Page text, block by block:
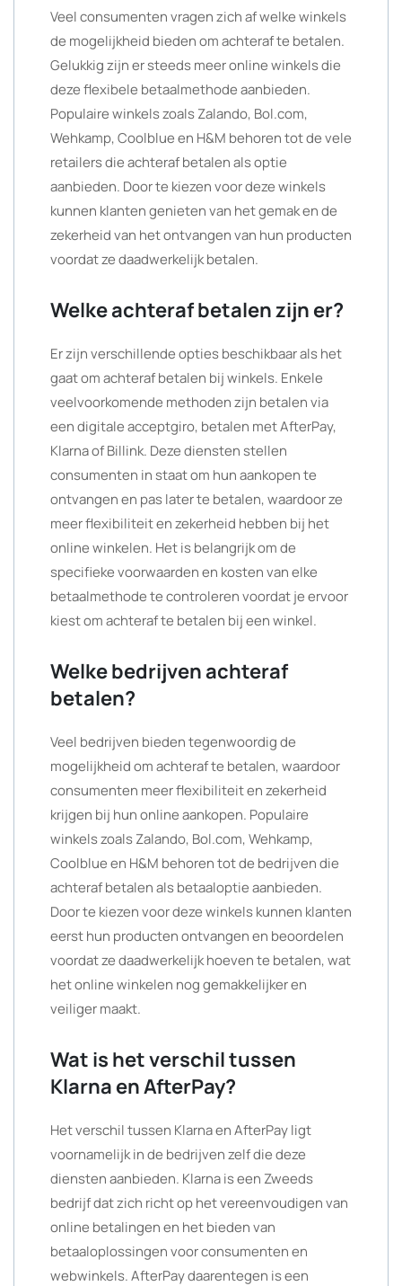
Veel consumenten vragen zich af welke winkels
de mogelijkheid bieden om achteraf te betalen.
Gelukkig zijn er steeds meer online winkels die
deze flexibele betaalmethode aanbieden.
Populaire winkels zoals Zalando, Bol.com,
Wehkamp, Coolblue en H&M behoren tot de vele
retailers die achteraf betalen als optie
aanbieden. Door te kiezen voor deze winkels
kunnen klanten genieten van het gemak en de
zekerheid van het ontvangen van hun producten
voordat ze daadwerkelijk betalen.
Welke achteraf betalen zijn er?
Er zijn verschillende opties beschikbaar als het
gaat om achteraf betalen bij winkels. Enkele
veelvoorkomende methoden zijn betalen via
een digitale acceptgiro, betalen met AfterPay,
Klarna of Billink. Deze diensten stellen
consumenten in staat om hun aankopen te
ontvangen en pas later te betalen, waardoor ze
meer flexibiliteit en zekerheid hebben bij het
online winkelen. Het is belangrijk om de
specifieke voorwaarden en kosten van elke
betaalmethode te controleren voordat je ervoor
kiest om achteraf te betalen bij een winkel.
Welke bedrijven achteraf
betalen?
Veel bedrijven bieden tegenwoordig de
mogelijkheid om achteraf te betalen, waardoor
consumenten meer flexibiliteit en zekerheid
krijgen bij hun online aankopen. Populaire
winkels zoals Zalando, Bol.com, Wehkamp,
Coolblue en H&M behoren tot de bedrijven die
achteraf betalen als betaaloptie aanbieden.
Door te kiezen voor deze winkels kunnen klanten
eerst hun producten ontvangen en beoordelen
voordat ze daadwerkelijk hoeven te betalen, wat
het online winkelen nog gemakkelijker en
veiliger maakt.
Wat is het verschil tussen
Klarna en AfterPay?
Het verschil tussen Klarna en AfterPay ligt
voornamelijk in de bedrijven zelf die deze
diensten aanbieden. Klarna is een Zweeds
bedrijf dat zich richt op het vereenvoudigen van
online betalingen en het bieden van
betaaloplossingen voor consumenten en
webwinkels. AfterPay daarentegen is een